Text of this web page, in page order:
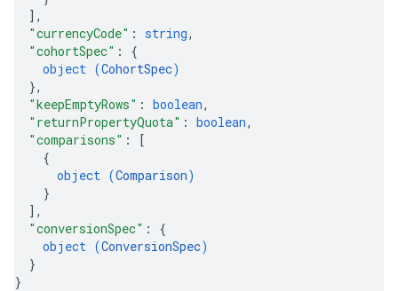
] ,
"currencyCode" : string,
"cohortSpec" : {
object (CohortSpec)
},
"keepEmptyRows" : boolean,
"returnPropertyQuota" : boolean,
"comparisons" :
[
{
object (Comparison)
}
] ,
"conversionSpec" : {
object (ConversionSpec)
}
}